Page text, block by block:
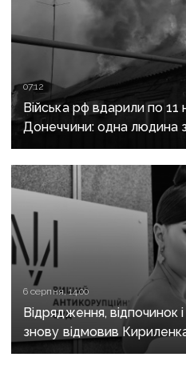
07:12
Війська рф вдарили по 11
Донеччини: одна людина
поранені
6 серпня, 14:00
Відрядження, відпочинок
знову відмовив